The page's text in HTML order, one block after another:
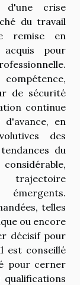
d'une crise
du travail
remise en
pour
de sécurité
continue
en
des
du
telles
ou encore
décisif pour
est conseillé
pour cerner
qualifications